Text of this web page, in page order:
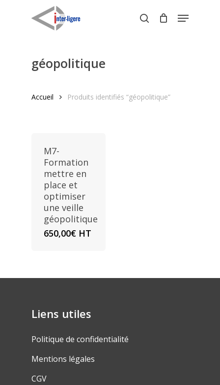
search
Menu
géopolitique
Accueil Produits identifiés “géopolitique”
M7-
Formation
mettre en
place et
optimiser
une veille
géopolitique
650,00€ HT
Liens utiles
Politique de confidentialité
Mentions légales
CGV